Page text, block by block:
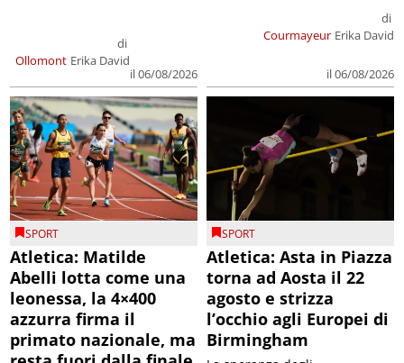
Ollomont
di
Erika David
il 06/08/2026
Courmayeur
di
Erika David
il 06/08/2026
SPORT
Atletica: Matilde
Abelli lotta come una
leonessa, la 4×400
azzurra firma il
primato nazionale, ma
SPORT
Atletica: Asta in Piazza
torna ad Aosta il 22
agosto e strizza
l’occhio agli Europei di
Birmingham